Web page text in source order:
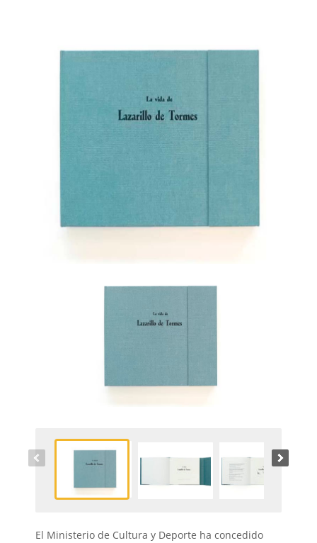
El Ministerio de Cultura y Deporte ha concedido